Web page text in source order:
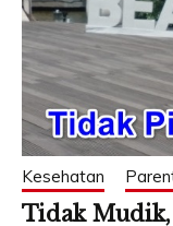
Kesehatan
Tidak